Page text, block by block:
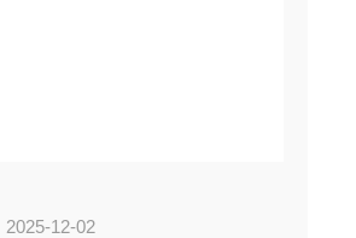
2025-12-02